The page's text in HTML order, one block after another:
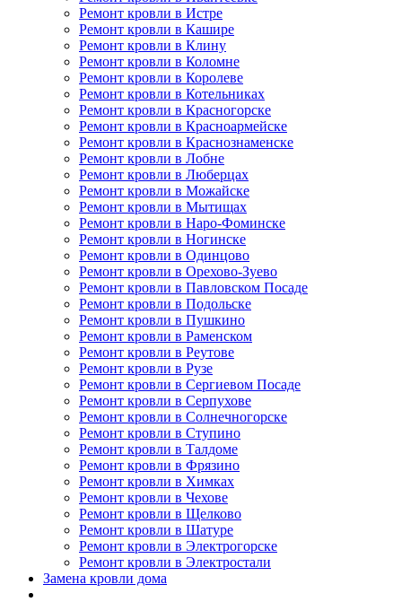
Ремонт кровли в Истре
Ремонт кровли в Кашире
Ремонт кровли в Клину
Ремонт кровли в Коломне
Ремонт кровли в Королеве
Ремонт кровли в Котельниках
Ремонт кровли в Красногорске
Ремонт кровли в Красноармейске
Ремонт кровли в Краснознаменске
Ремонт кровли в Лобне
Ремонт кровли в Люберцах
Ремонт кровли в Можайске
Ремонт кровли в Мытищах
Ремонт кровли в Наро-Фоминске
Ремонт кровли в Ногинске
Ремонт кровли в Одинцово
Ремонт кровли в Орехово-Зуево
Ремонт кровли в Павловском Посаде
Ремонт кровли в Подольске
Ремонт кровли в Пушкино
Ремонт кровли в Раменском
Ремонт кровли в Реутове
Ремонт кровли в Рузе
Ремонт кровли в Сергиевом Посаде
Ремонт кровли в Серпухове
Ремонт кровли в Солнечногорске
Ремонт кровли в Ступино
Ремонт кровли в Талдоме
Ремонт кровли в Фрязино
Ремонт кровли в Химках
Ремонт кровли в Чехове
Ремонт кровли в Щелково
Ремонт кровли в Шатуре
Ремонт кровли в Электрогорске
Ремонт кровли в Электростали
Замена кровли дома